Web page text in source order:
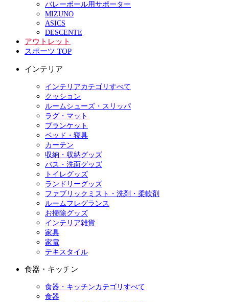
バレーボール用サポーター
MIZUNO
ASICS
DESCENTE
アウトレット
スポーツ TOP
インテリア
インテリアカテゴリすべて
クッション
ルームシューズ・スリッパ
ラグ・マット
ブランケット
ベッド・寝具
カーテン
収納・収納グッズ
バス・洗面グッズ
トイレグッズ
ランドリーグッズ
ファブリックミスト・洗剤・柔軟剤
ルームフレグランス
お掃除グッズ
インテリア雑貨
家具
家電
テキスタイル
食器・キッチン
食器・キッチンカテゴリすべて
食器